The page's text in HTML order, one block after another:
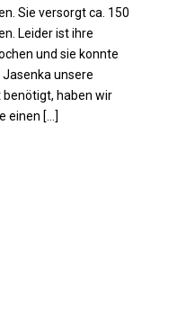
Sie versorgt ca. 150
Leider ist ihre
und sie konnte
Jasenka unsere
haben wir
einen […]